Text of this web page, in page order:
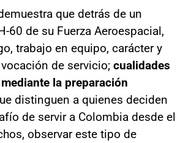
que detrás de un
60 de su Fuerza Aeroespacial,
trabajo en equipo, carácter y
de servicio; cualidades
la preparación
distinguen a quienes deciden
de servir a Colombia desde el
observar este tipo de